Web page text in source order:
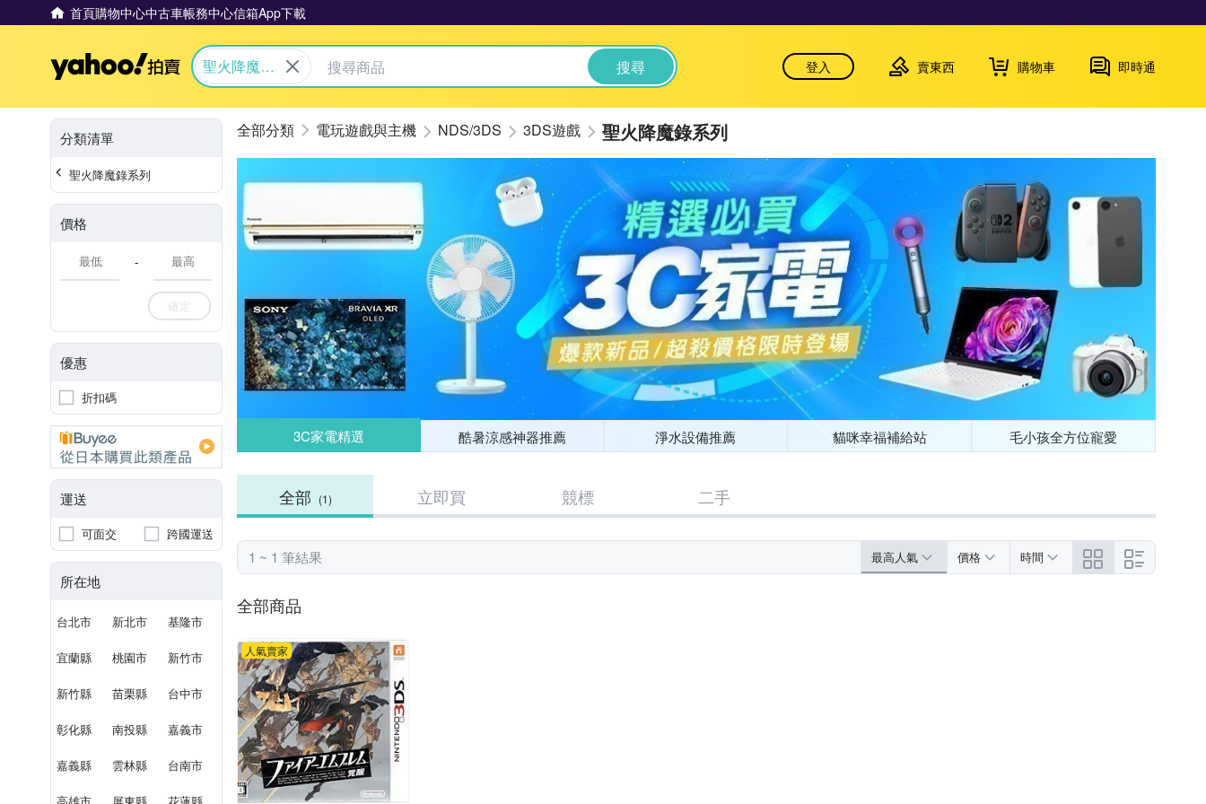
首頁購物中心中古車帳務中心信箱App下載
Yahoo拍賣
聖火降魔錄
搜尋 登入 賣東西 購物車 即時通
分類清單
聖火降魔錄系列
價格
-
確定
優惠
折扣碼
運送
可面交 跨國運送
所在地
台北市 新北市 基隆市
宜蘭縣 桃園市 新竹市
新竹縣 苗栗縣 台中市
彰化縣 南投縣 嘉義市
嘉義縣 雲林縣 台南市
電玩遊戲與主機 NDS/3DS 3DS遊戲 聖火降魔錄系列
3C家電精選 酷暑涼感神器推薦 淨水設備推薦 貓咪幸福補給站 毛小孩全方位寵愛
全部 (1) 立即買 競標 二手
1 ~ 1 筆結果 最高人氣 價格 時間
全部商品
人氣賣家